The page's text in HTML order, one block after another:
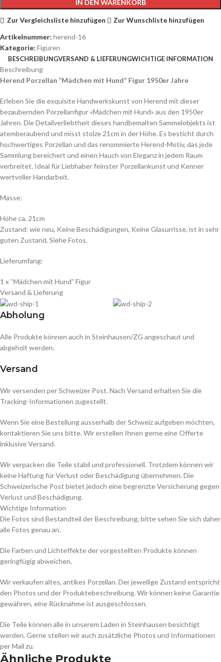
IN DEN WARENKORB
Zur Vergleichsliste hinzufügen
Zur Wunschliste hinzufügen
Artikelnummer: herend-16
Kategorie: Figuren
BESCHREIBUNGVERSAND & LIEFERUNGWICHTIGE INFORMATION
Beschreibung
Herend Porzellan “Mädchen mit Hund” Figur 1950er Jahre
Erleben Sie die exquisite Handwerkskunst von Herend mit dieser
bezaubernden Porzellanfigur «Mädchen mit Hund» aus den 1950er
Jahren. Die Detailverliebtheit dieses handbemalten Sammelobjekts ist
atemberaubend und misst stolze 21cm in der Höhe. Es besticht durch
hochwertiges Porzellan und das renommierte Herend-Motiv, das jede
Sammlung bereichert und einen Hauch von Eleganz in jedem Raum
verbreitet. Ideal für Liebhaber feinster Porzellankunst und Kenner
wertvoller Handarbeit.
Masse:
Höhe ca. 21cm
Zustand: wie neu, Keine Beschädigungen, Keine Glasurrisse, ist in sehr
guten Zustand, Siehe Fotos.
Lieferumfang:
1 x “Mädchen mit Hund” Figur
Versand & Lieferung
Abholung
Alle Produkte können auch in Steinhausen/ZG angeschaut und
abgeholt werden.
Versand
Wir versenden per Schweizer Post. Nach Versand erhalten Sie die
Tracking-Informationen zugestellt.
Wenn Sie eine Bestellung ausserhalb der Schweiz aufgeben möchten,
kontaktieren Sie uns bitte. Wir erstellen Ihnen gerne eine Offerte
inklusive Versand.
Wir verpacken die Teile stabil und professionell. Trotzdem können wir
keine Haftung für Verlust oder Beschädigung übernehmen. Die
Schweizerische Post bietet jedoch eine begrenzte Versicherung gegen
Verlust und Beschädigung.
Wichtige Information
Die Fotos sind Bestandteil der Beschreibung, bitte sehen Sie sich daher
alle Fotos genau an.
Die Farben und Lichteffekte der vorgestellten Produkte können
geringfügig abweichen.
Wir verkaufen altes, antikes Porzellan. Der jeweilige Zustand entspricht
den Photos und der Produktebeschreibung. Wir können keine Garantie
gewähren, eine Rücknahme ist ausgeschlossen.
Die Teile können alle in unserem Laden in Steinhausen besichtigt
werden. Gerne stellen wir auch zusätzliche Photos und Informationen
per Mail zu.
Ähnliche Produkte